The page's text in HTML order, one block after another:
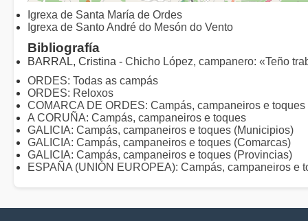
Igrexa de Santa María de Ordes
Igrexa de Santo André do Mesón do Vento
Bibliografía
BARRAL, Cristina - Chicho López, campanero: «Teño
ORDES: Todas as campás
ORDES: Reloxos
COMARCA DE ORDES: Campás, campaneiros e toques
A CORUÑA: Campás, campaneiros e toques
GALICIA: Campás, campaneiros e toques (Municipios)
GALICIA: Campás, campaneiros e toques (Comarcas)
GALICIA: Campás, campaneiros e toques (Provincias)
ESPAÑA (UNIÓN EUROPEA): Campás, campaneiros e